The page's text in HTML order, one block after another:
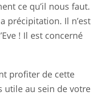
ce qu’il nous faut.
précipitation. Il n’est
! Il est concerné
profiter de cette
utile au sein de votre